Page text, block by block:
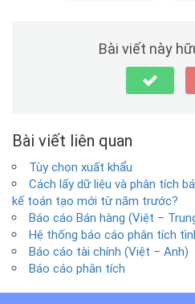
Bài viết này
Bài viết liên quan
Tùy chọn xuất khẩu
Cách lấy dữ liệu và phân tích
kế toán tạo mới từ năm trước?
Báo cáo Bán hàng (Việt –
Hệ thống báo cáo phân tích
Báo cáo tài chính (Việt – Anh)
Báo cáo phân tích